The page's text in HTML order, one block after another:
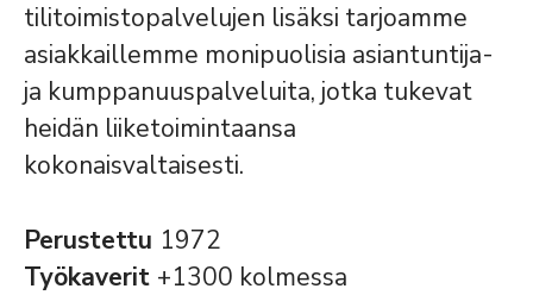
tilitoimistopalvelujen lisäksi tarjoamme
asiakkaillemme monipuolisia asiantuntija-
ja kumppanuuspalveluita, jotka tukevat
heidän liiketoimintaansa
kokonaisvaltaisesti.
Perustettu 1972
Työkaverit +1300 kolmessa